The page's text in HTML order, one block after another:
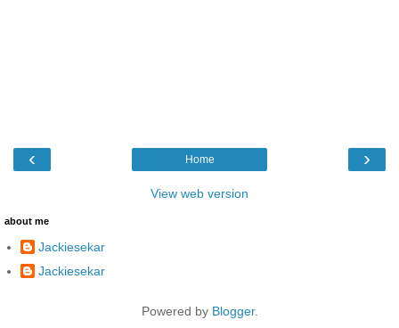
‹ ›
Home
View web version
about me
Jackiesekar
Jackiesekar
Powered by Blogger.